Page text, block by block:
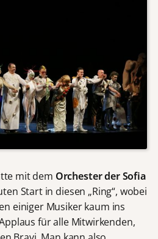
mit dem Orchester der Sofia
Start in diesen „Ring“, wobei
einiger Musiker kaum ins
für alle Mitwirkenden,